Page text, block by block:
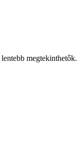
lentebb megtekinthetők.